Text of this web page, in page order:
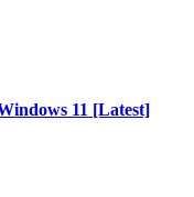
11 [Latest]